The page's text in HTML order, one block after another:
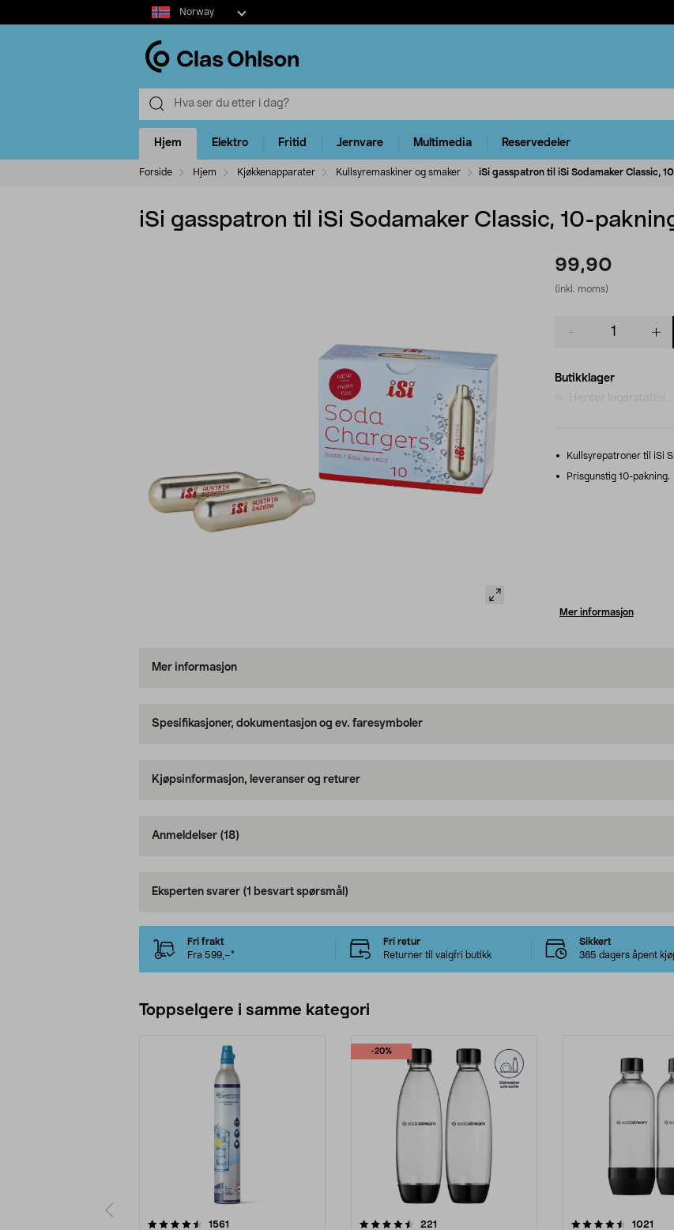
Select
market
Norway
Hjem Elektro Fritid Jernvare Multimedia Reservedeler
Forside Hjem Kjøkkenapparater Kullsyremaskiner og smaker iSi gasspatron til iSi Sodamaker Classic,
iSi gasspatron til iSi Sodamaker Classic, 10-
99,90
(inkl. moms)
Butikklager
Kullsyrepatroner til iSi
Prisgunstig 10-pakning.
Mer informasjon
Mer informasjon
Spesifikasjoner, dokumentasjon og ev. faresymboler
Kjøpsinformasjon, leveranser og returer
Anmeldelser (18)
Eksperten svarer (1 besvart spørsmål)
Fri frakt
Fra 599,–*
Fri retur
Returner til valgfri butikk
Sikkert
365 dagers åpent
Toppselgere i samme kategori
1561
-20%
4.5 av 5 stjerner 221
4.5 av 5 stjerner 1021
4.5 av 5